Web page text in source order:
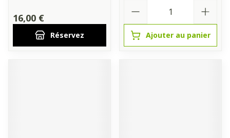
16,00 €
Réservez Ajouter au panier